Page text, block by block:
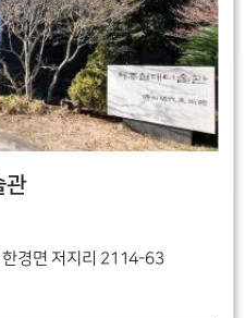
관
한경면 저지리 2114-63